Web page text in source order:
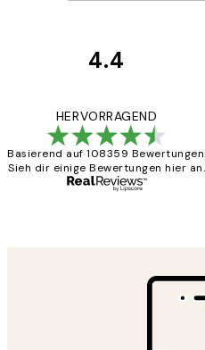
4.4
HERVORRAGEND
Basierend auf 108359 Bewertungen.
Sieh dir einige Bewertungen hier an.